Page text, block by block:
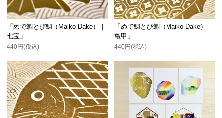
「めで鯛とび鯛（Maiko Dake）｜
七宝」
440円(税込)
「めで鯛とび鯛（Maiko Dake）｜
亀甲」
440円(税込)